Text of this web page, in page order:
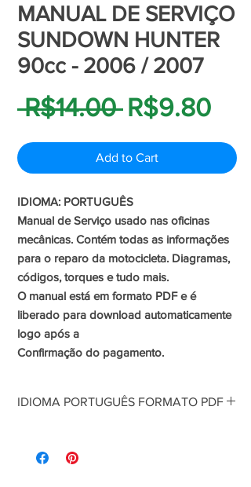
MANUAL DE SERVIÇO
SUNDOWN HUNTER
90cc - 2006 / 2007
R$14.00 Regular
Price
R$9.80Sale
Add to Cart
IDIOMA: PORTUGUÊS
Manual de Serviço usado nas oficinas
mecânicas. Contém todas as informações
para o reparo da motocicleta. Diagramas,
códigos, torques e tudo mais.
O manual está em formato PDF e é
liberado para download automaticamente
logo após a
Confirmação do pagamento.
IDIOMA PORTUGUÊS FORMATO PDF
para o reparo da motocicleta. Diagramas,